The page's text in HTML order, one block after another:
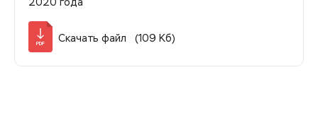
2020 года
PDF
Скачать файл (109 Кб)